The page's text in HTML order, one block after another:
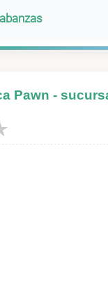
Pawn -